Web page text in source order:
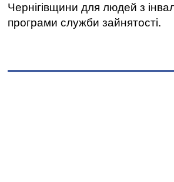
Чернігівщини для людей з
програми служби зайнятості.